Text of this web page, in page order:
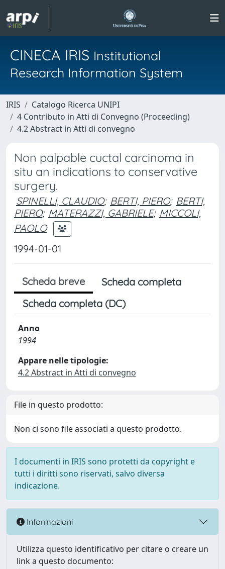
CINECA IRIS Institutional
Research Information System
IRIS
Catalogo Ricerca UNIPI
4 Contributo in Atti di Convegno (Proceeding)
4.2 Abstract in Atti di convegno
Non palpable cuctal carcinoma in
situ an indications to conservative
surgery.
SPINELLI, CLAUDIO; BERTI, PIERO; BERTI,
PIERO; MATERAZZI, GABRIELE; MICCOLI,
PAOLO
1994-01-01
Scheda breve
Scheda completa
Scheda completa (DC)
Anno
1994
Appare nelle tipologie:
4.2 Abstract in Atti di convegno
File in questo prodotto:
Non ci sono file associati a questo prodotto.
I documenti in IRIS sono protetti da copyright e
tutti i diritti sono riservati, salvo diversa
indicazione.
Informazioni
Utilizza questo identificativo per citare o creare un
link a questo documento: